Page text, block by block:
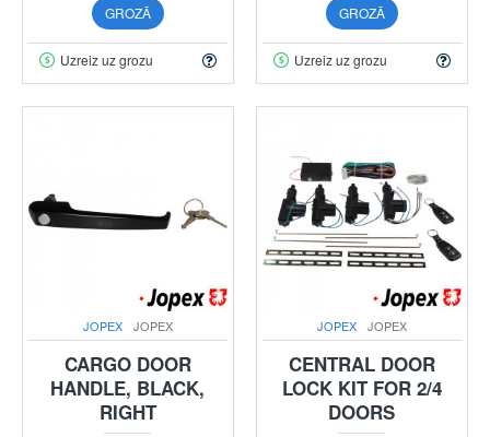
GROZĀ
Uzreiz uz grozu
GROZĀ
Uzreiz uz grozu
JOPEX JOPEX
CARGO DOOR
HANDLE, BLACK,
RIGHT
JOPEX JOPEX
CENTRAL DOOR
LOCK KIT FOR 2/4
DOORS